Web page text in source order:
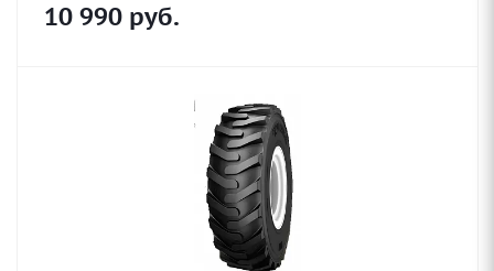
10 990 руб.